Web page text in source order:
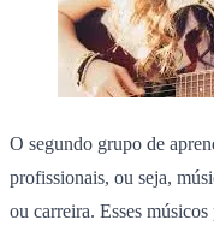
O segundo grupo de
profissionais, ou seja,
ou carreira. Esses